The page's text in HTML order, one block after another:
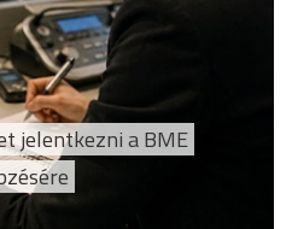
jelentkezni a BME